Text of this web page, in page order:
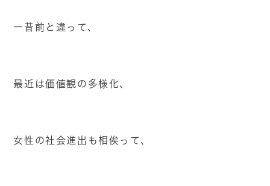
一昔前と違って、
最近は価値観の多様化、
女性の社会進出も相俟って、